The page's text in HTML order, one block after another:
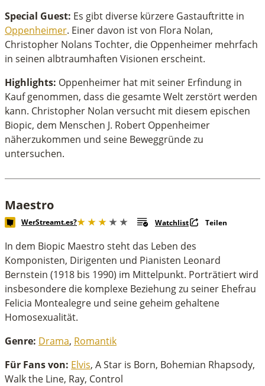
Special Guest: Es gibt diverse kürzere Gastauftritte in
Oppenheimer. Einer davon ist von Flora Nolan,
Christopher Nolans Tochter, die Oppenheimer mehrfach
in seinen albtraumhaften Visionen erscheint.
Highlights: Oppenheimer hat mit seiner Erfindung in
Kauf genommen, dass die gesamte Welt zerstört werden
kann. Christopher Nolan versucht mit diesem epischen
Biopic, dem Menschen J. Robert Oppenheimer
näherzukommen und seine Beweggründe zu
untersuchen.
Maestro
WerStreamt.es? Watchlist Teilen
In dem Biopic Maestro steht das Leben des
Komponisten, Dirigenten und Pianisten Leonard
Bernstein (1918 bis 1990) im Mittelpunkt. Porträtiert wird
insbesondere die komplexe Beziehung zu seiner Ehefrau
Felicia Montealegre und seine geheim gehaltene
Homosexualität.
Genre: Drama, Romantik
Für Fans von: Elvis, A Star is Born, Bohemian Rhapsody,
Walk the Line, Ray, Control